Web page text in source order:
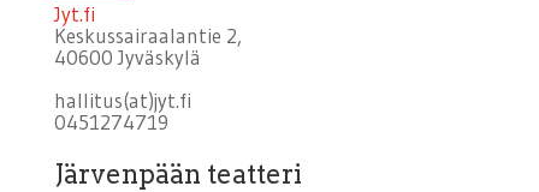
Jyt.fi
Keskussairaalantie 2,
40600 Jyväskylä
hallitus(at)jyt.fi
0451274719
Järvenpään teatteri